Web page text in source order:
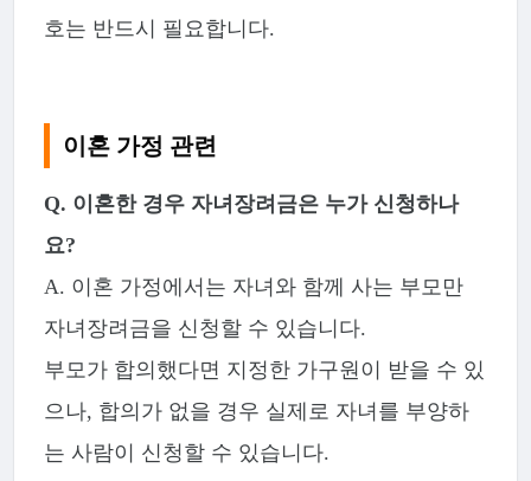
호는 반드시 필요합니다.
이혼 가정 관련
Q. 이혼한 경우 자녀장려금은 누가 신청하나
요?
A. 이혼 가정에서는 자녀와 함께 사는 부모만
자녀장려금을 신청할 수 있습니다.
부모가 합의했다면 지정한 가구원이 받을 수 있
으나, 합의가 없을 경우 실제로 자녀를 부양하
는 사람이 신청할 수 있습니다.